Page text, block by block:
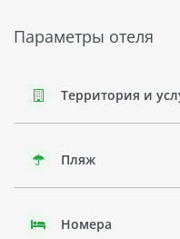
кондиционером, сейфом,
Отель предлагает
Параметры отеля
Территория и
Пляж
Номера